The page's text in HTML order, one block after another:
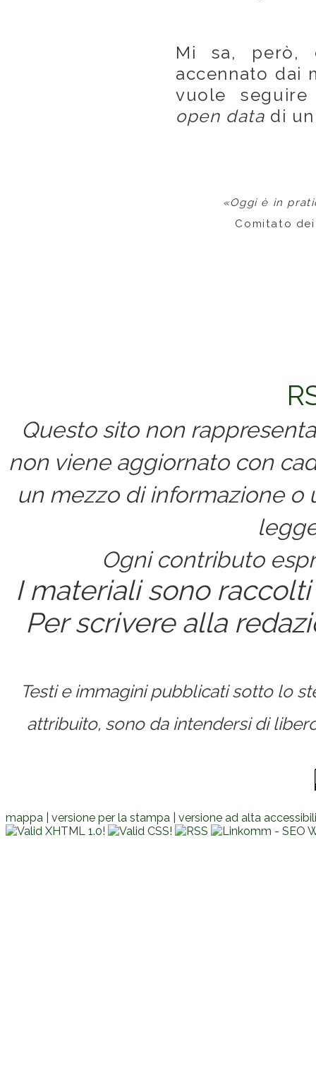
Mi sa, però,
accennato dai
vuole
open data di
«Oggi è in
Comitato
Questo sito non
non viene aggiornato con
un mezzo di informazione
Ogni contributo
I materiali sono
Per scrivere alla
Testi e immagini pubblicati sotto lo
attribuito, sono da intendersi di
mappa versione per la stampa versione ad alta